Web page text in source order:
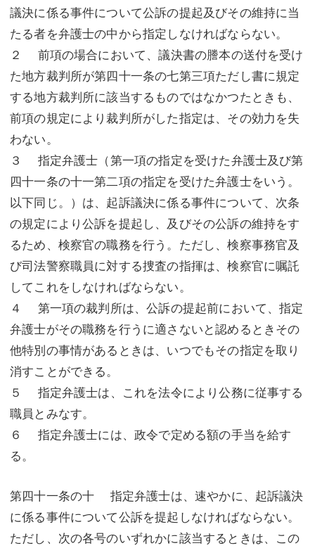
議決に係る事件について公訴の提起及びその維持に当
たる者を弁護士の中から指定しなければならない。
２ 前項の場合において、議決書の謄本の送付を受け
た地方裁判所が第四十一条の七第三項ただし書に規定
する地方裁判所に該当するものではなかつたときも、
前項の規定により裁判所がした指定は、その効力を失
わない。
３ 指定弁護士（第一項の指定を受けた弁護士及び第
四十一条の十一第二項の指定を受けた弁護士をいう。
以下同じ。）は、起訴議決に係る事件について、次条
の規定により公訴を提起し、及びその公訴の維持をす
るため、検察官の職務を行う。ただし、検察事務官及
び司法警察職員に対する捜査の指揮は、検察官に嘱託
してこれをしなければならない。
４ 第一項の裁判所は、公訴の提起前において、指定
弁護士がその職務を行うに適さないと認めるときその
他特別の事情があるときは、いつでもその指定を取り
消すことができる。
５ 指定弁護士は、これを法令により公務に従事する
職員とみなす。
６ 指定弁護士には、政令で定める額の手当を給す
る。
第四十一条の十 指定弁護士は、速やかに、起訴議決
に係る事件について公訴を提起しなければならない。
ただし、次の各号のいずれかに該当するときは、この